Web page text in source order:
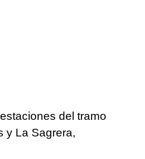
del tramo
y La Sagrera,